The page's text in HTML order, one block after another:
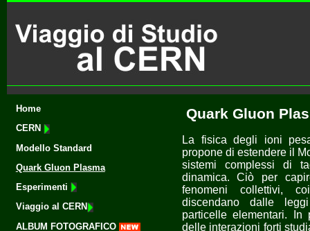
Home
CERN
Modello Standard
Quark Gluon Plasma
Esperimenti
Viaggio al CERN
ALBUM FOTOGRAFICO
Quark Gluon
La fisica degli ioni
propone di estendere il
sistemi complessi di
dinamica. Ciò per
fenomeni collettivi,
discendano dalle
particelle elementari. In
delle interazioni forti